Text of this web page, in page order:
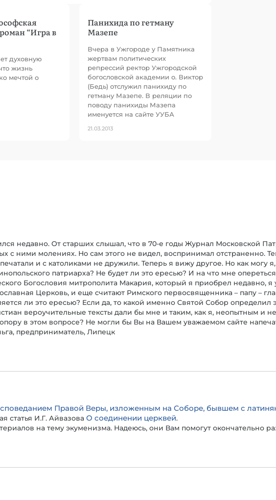
“Игра в
духовную
жизнь
мечтой о
Панихида по гетману
Мазепе
Вчера в Ужгороде у Памятника
жертвам политических
репрессий ректор Ужгородской
богословской академии о. Виктор
(Бедь) отслужил панихиду по
гетману Мазепе. В реляции по
поводу панихиды Мазепа
именуется на сайте УУБА
21.03.2013
недавно. От старших слышал, что в 70-е годы Журнал Московской
с ними молениях. Но сам этого не видел, воспринимал отстраненно.
и с католиками не дружили. Теперь я вижу другое. Но как могу
патриарха? Не будет ли это ересью? И на что мне
Богословия митрополита Макария, который я приобрел недавно, я
Церковь, и еще считают Римского первосвященника – папу –
ли это ересью? Если да, то какой именно Святой Собор определил
вероучительные тексты дали бы мне и таким, как я, неопытным и
в этом вопросе? Не могли бы Вы на Вашем уважаемом сайте
предприниматель, Липецк
Правой Веры, изложенным на Соборе, бывшем с
статья И.Г. Айвазова О соединении церквей.
на тему экуменизма. Надеюсь, они Вам помогут окончательно